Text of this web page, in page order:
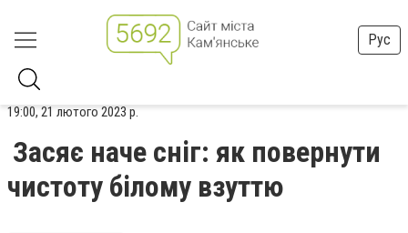
Рус
19:00, 21 лютого 2023 р.
Засяє наче сніг: як повернути
чистоту білому взуттю